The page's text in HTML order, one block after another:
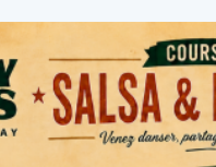
Événement précédent